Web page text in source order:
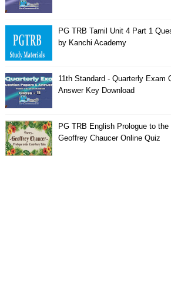
PG TRB Tamil Unit 4 Part 1
by Kanchi Academy
11th Standard - Quarterly Exam
Answer Key Download
PG TRB English Prologue to
Geoffrey Chaucer Online Quiz